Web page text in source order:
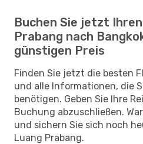
Buchen Sie jetzt
Prabang nach
günstigen Preis
Finden Sie jetzt die besten
und alle Informationen, die
benötigen. Geben Sie Ihre
Buchung abzuschließen.
und sichern Sie sich noch
Luang Prabang.